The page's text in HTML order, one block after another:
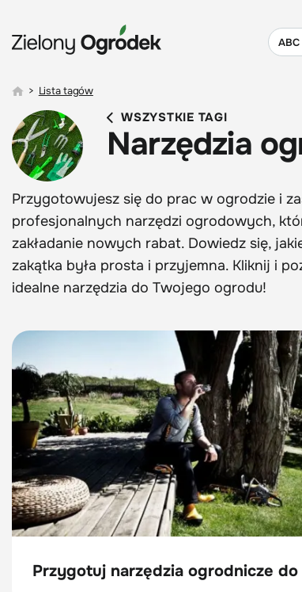
> Lista tagów
WSZYSTKIE TAGI
Narzędzia
Przygotowujesz się do prac w ogrodzie i
profesjonalnych narzędzi ogrodowych,
zakładanie nowych rabat. Dowiedz się,
zakątka była prosta i przyjemna. Kliknij i
idealne narzędzia do Twojego ogrodu!
Przygotuj narzędzia ogrodnicze do